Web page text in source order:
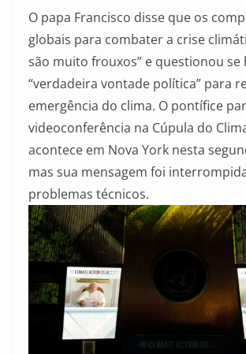
O papa Francisco disse que os
globais para combater a crise
são muito frouxos” e questionou se
“verdadeira vontade política” para
emergência do clima. O pontífice
videoconferência na Cúpula do
acontece em Nova York nesta
mas sua mensagem foi
problemas técnicos.